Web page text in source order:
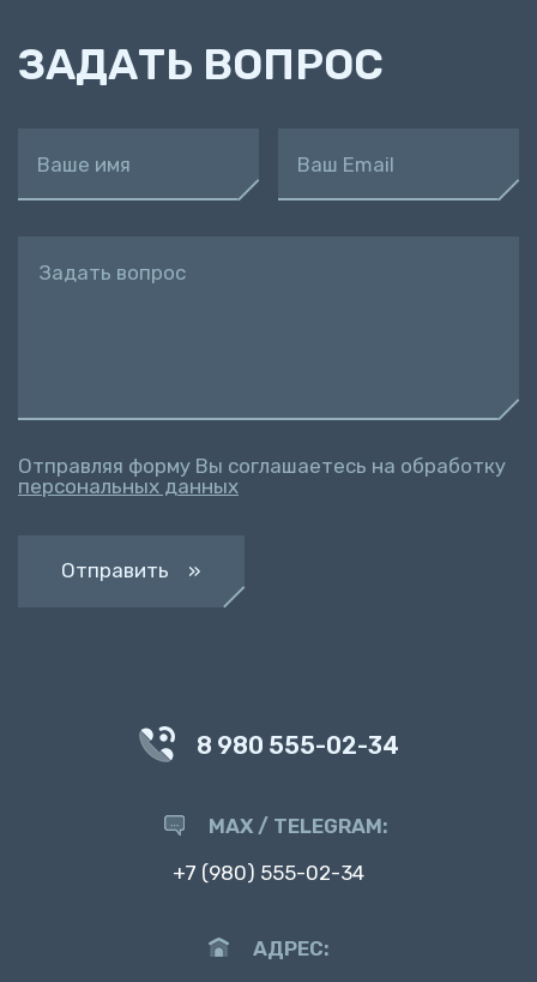
ЗАДАТЬ ВОПРОС
Ваше имя Ваш Email
Задать вопрос
Отправляя форму Вы соглашаетесь на обработку
персональных данных
Отправить »
8 980 555-02-34
MAX / TELEGRAM:
+7 (980) 555-02-34
АДРЕС: